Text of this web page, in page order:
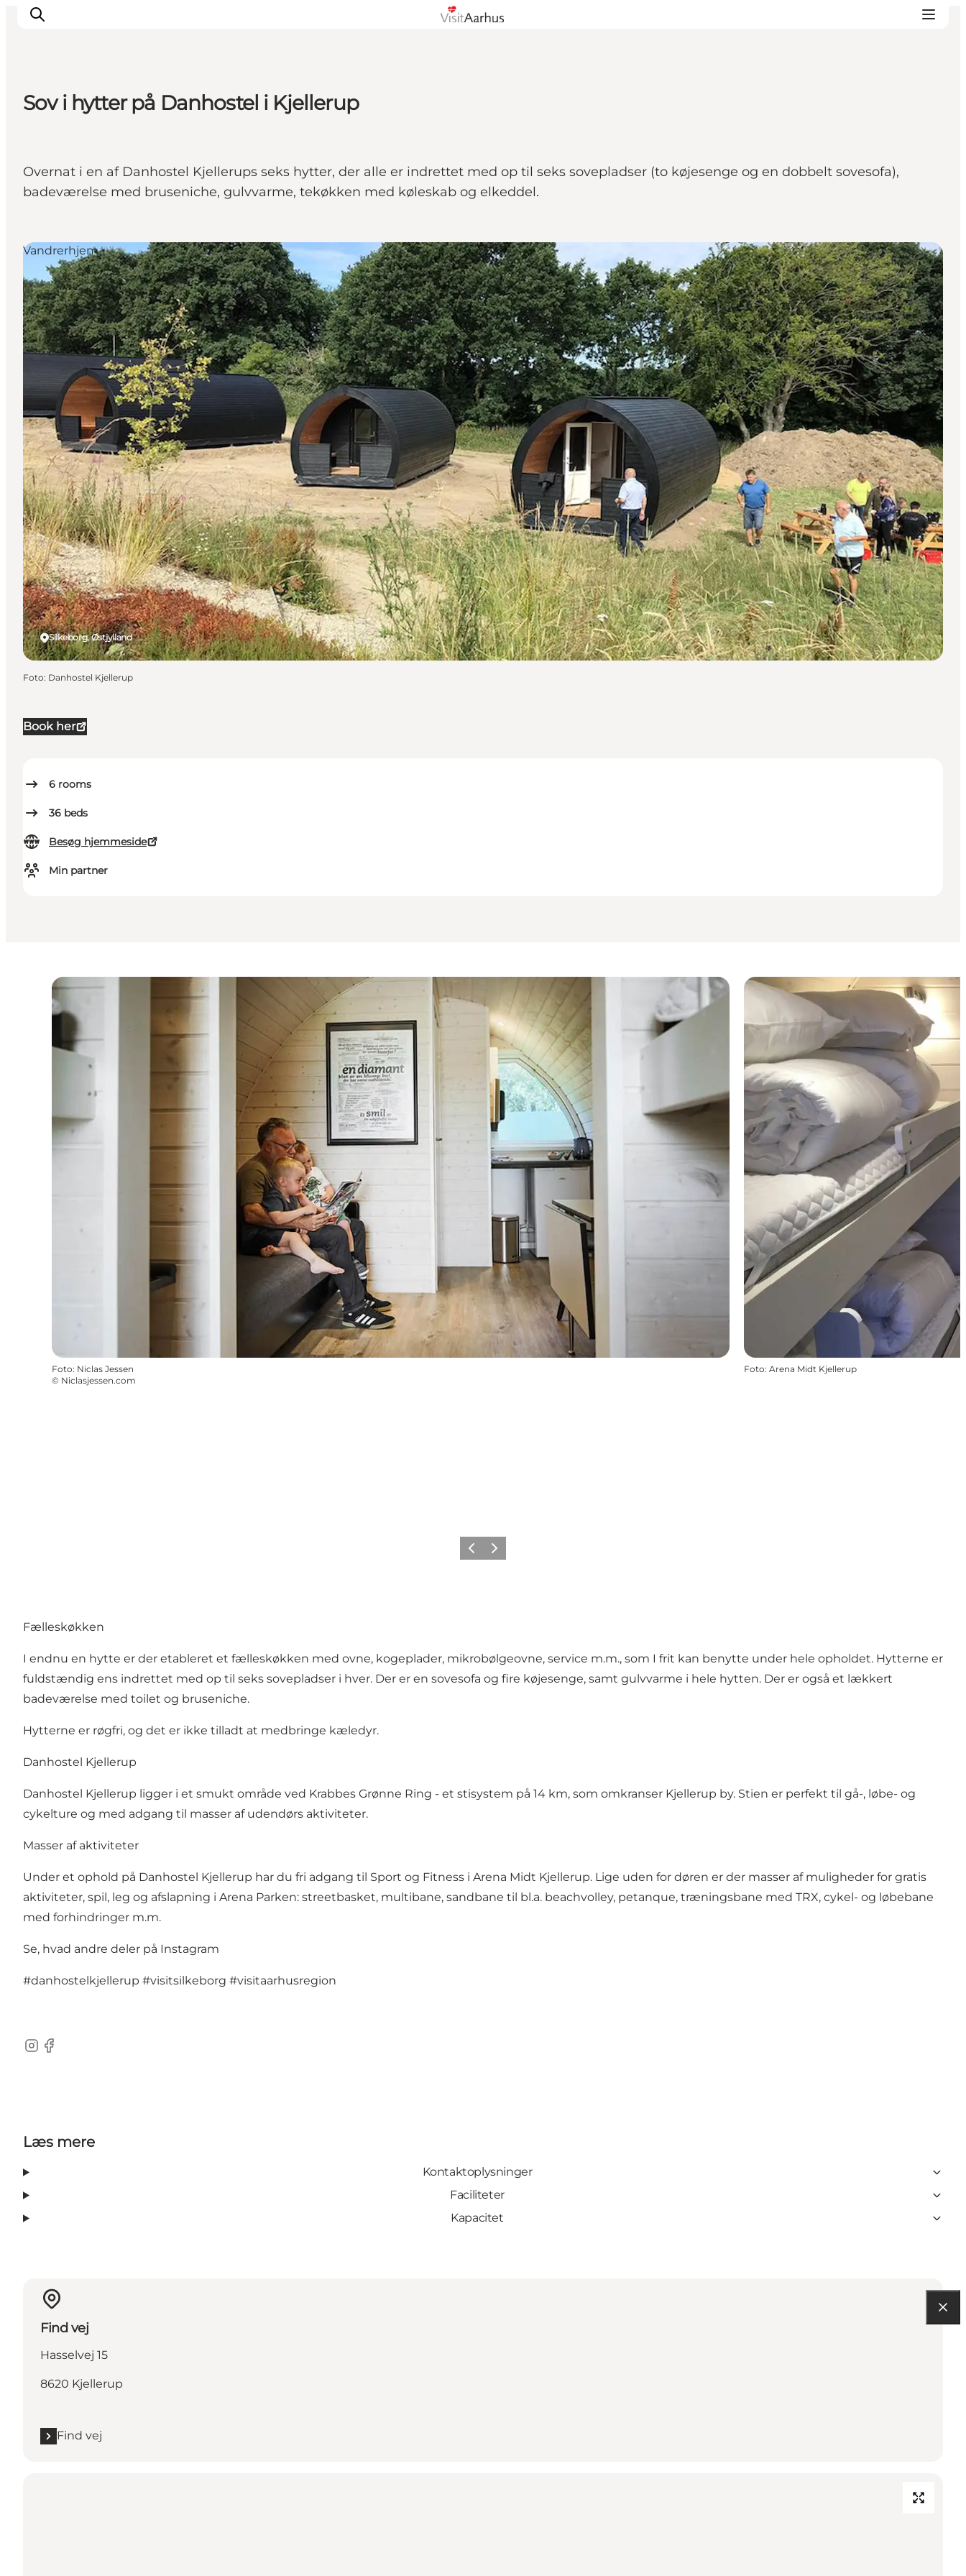
Byer og steder
Planlæg ferien
Sov i hytter på Danhostel i Kjellerup
Overnat i en af Danhostel Kjellerups seks hytter, der alle er indrettet med op til seks sovepladser (to køjesenge og en dobbelt sovesofa),
badeværelse med bruseniche, gulvvarme, tekøkken med køleskab og elkeddel.
Book her
6 rooms
36 beds
Besøg hjemmeside
Min partner
Silkeborg, Østjylland
Vandrerhjem
Foto: Danhostel Kjellerup
Foto: Niclas Jessen
© Niclasjessen.com
Foto: Arena Midt Kjellerup
ForrigeNæste
Fælleskøkken
I endnu en hytte er der etableret et fælleskøkken med ovne, kogeplader, mikrobølgeovne, service m.m., som I frit kan benytte under hele opholdet. Hytterne er
fuldstændig ens indrettet med op til seks sovepladser i hver. Der er en sovesofa og fire køjesenge, samt gulvvarme i hele hytten. Der er også et lækkert
badeværelse med toilet og bruseniche.
Hytterne er røgfri, og det er ikke tilladt at medbringe kæledyr.
Danhostel Kjellerup
Danhostel Kjellerup ligger i et smukt område ved Krabbes Grønne Ring - et stisystem på 14 km, som omkranser Kjellerup by. Stien er perfekt til gå-, løbe- og
cykelture og med adgang til masser af udendørs aktiviteter.
Masser af aktiviteter
Under et ophold på Danhostel Kjellerup har du fri adgang til Sport og Fitness i Arena Midt Kjellerup. Lige uden for døren er der masser af muligheder for gratis
aktiviteter, spil, leg og afslapning i Arena Parken: streetbasket, multibane, sandbane til bl.a. beachvolley, petanque, træningsbane med TRX, cykel- og løbebane
med forhindringer m.m.
Se, hvad andre deler på Instagram
#danhostelkjellerup #visitsilkeborg #visitaarhusregion
Instagram
Facebook
Læs mere
Kontaktoplysninger
Faciliteter
Kapacitet
Find vej
Hasselvej 15
8620 Kjellerup
Find vej